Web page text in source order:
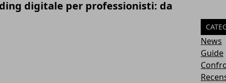
digitale per professionisti: da
News
Guide